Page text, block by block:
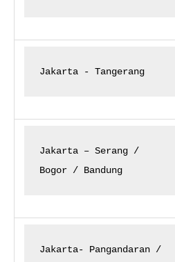
Jakarta - Tangerang
Jakarta – Serang /
Bogor / Bandung
Jakarta- Pangandaran /